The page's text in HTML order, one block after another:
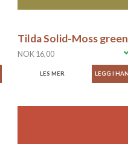
Tilda Solid-Moss green
NOK 16,00
LES MER